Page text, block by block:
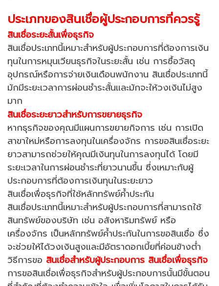
ประเภทของสินเชื่อผู้ประกอบการที่ควรรู้
สินเชื่อระยะสั้นเพื่อธุรกิจ
สินเชื่อประเภทนี้เหมาะสำหรับผู้ประกอบการที่ต้องการเงิน
ทุนในการหมุนเวียนธุรกิจในระยะสั้น เช่น การซื้อวัสดุ
อุปกรณ์หรือการจ่ายเงินเดือนพนักงาน สินเชื่อประเภทนี้
มักมีระยะเวลาการผ่อนชำระสั้นและมักจะให้วงเงินไม่สูง
มาก
สินเชื่อระยะยาวสำหรับการขยายธุรกิจ
หากธุรกิจของคุณมีแผนการขยายกิจการ เช่น การเปิด
สาขาใหม่หรือการลงทุนในเครื่องจักร การขอสินเชื่อระยะ
ยาวสามารถช่วยให้คุณมีเงินทุนในการลงทุนได้ โดยมี
ระยะเวลาในการผ่อนชำระที่ยาวนานขึ้น ซึ่งเหมาะกับผู้
ประกอบการที่ต้องการเงินทุนในระยะยาว
สินเชื่อเพื่อธุรกิจที่ใช้หลักทรัพย์ค้ำประกัน
สินเชื่อประเภทนี้เหมาะสำหรับผู้ประกอบการที่สามารถใช้
สินทรัพย์ของบริษัท เช่น อสังหาริมทรัพย์ หรือ
เครื่องจักร เป็นหลักทรัพย์ค้ำประกันในการขอสินเชื่อ ซึ่ง
จะช่วยให้ได้วงเงินสูงและมีอัตราดอกเบี้ยที่ค่อนข้างต่ำ
วิธีการขอ สินเชื่อสำหรับผู้ประกอบการ สินเชื่อเพื่อธุรกิจ
การขอสินเชื่อเพื่อธุรกิจสำหรับผู้ประกอบการนั้นมีขั้นตอน